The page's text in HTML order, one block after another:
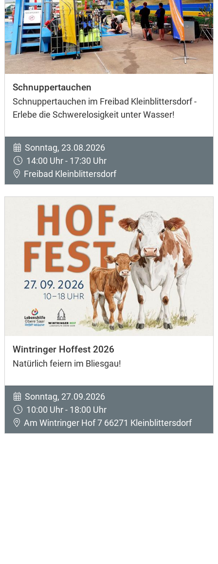
Schnuppertauchen
Schnuppertauchen im Freibad Kleinblittersdorf -
Erlebe die Schwerelosigkeit unter Wasser!
Sonntag, 23.08.2026
14:00 Uhr - 17:30 Uhr
Freibad Kleinblittersdorf
Wintringer Hoffest 2026
Natürlich feiern im Bliesgau!
Sonntag, 27.09.2026
10:00 Uhr - 18:00 Uhr
Am Wintringer Hof 7 66271 Kleinblittersdorf